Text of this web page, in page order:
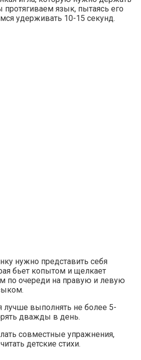
протягиваем язык, пытаясь его
удерживать 10-15 секунд.
нужно представить себя
бьет копытом и щелкает
по очереди на правую и левую
лучше выполнять не более 5-
дважды в день.
совместные упражнения,
детские стихи.